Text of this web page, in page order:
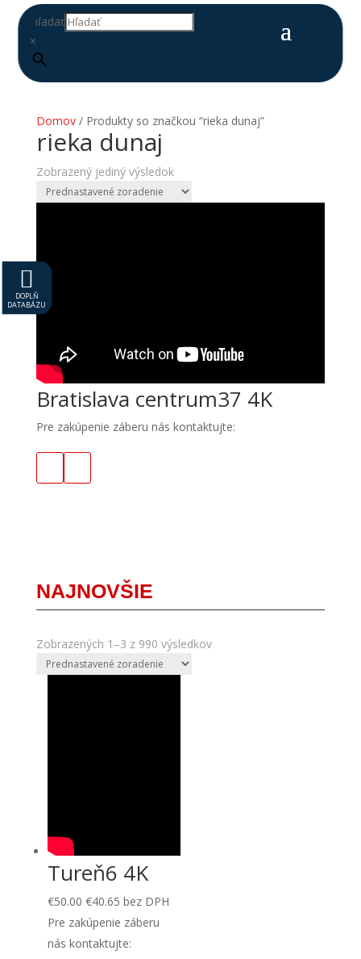
Hľadať
×

DOPLŇ
DATABÁZU
Domov/ Produkty so značkou “rieka dunaj”
rieka dunaj
Zobrazený jediný výsledok
Bratislava centrum37 4K
Pre zakúpenie záberu nás kontaktujte:
NAJNOVŠIE
Zobrazených 1–3 z 990 výsledkov
Tureň6 4K
€50.00 €40.65 bez DPH
Pre zakúpenie záberu
nás kontaktujte: